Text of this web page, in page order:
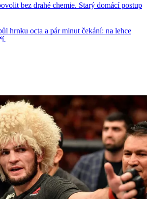
bez drahé chemie. Starý domácí postup
hrnku octa a pár minut čekání: na lehce